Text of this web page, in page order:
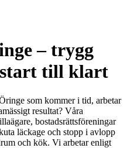
– trygg
till klart
som kommer i tid, arbetar
resultat? Våra
bostadsrättsföreningar
läckage och stopp i avlopp
och kök. Vi arbetar enligt